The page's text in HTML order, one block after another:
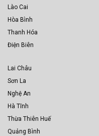
Lào Cai
Hòa Bình
Thanh Hóa
Điện Biên
Lai Châu
Sơn La
Nghệ An
Hà Tĩnh
Thừa Thiên Huế
Quảng Bình